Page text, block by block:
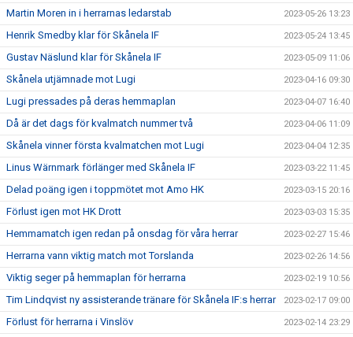
Martin Moren in i herrarnas ledarstab 2023-05-26 13:23
Henrik Smedby klar för Skånela IF 2023-05-24 13:45
Gustav Näslund klar för Skånela IF 2023-05-09 11:06
Skånela utjämnade mot Lugi 2023-04-16 09:30
Lugi pressades på deras hemmaplan 2023-04-07 16:40
Då är det dags för kvalmatch nummer två 2023-04-06 11:09
Skånela vinner första kvalmatchen mot Lugi 2023-04-04 12:35
Linus Wärnmark förlänger med Skånela IF 2023-03-22 11:45
Delad poäng igen i toppmötet mot Amo HK 2023-03-15 20:16
Förlust igen mot HK Drott 2023-03-03 15:35
Hemmamatch igen redan på onsdag för våra herrar 2023-02-27 15:46
Herrarna vann viktig match mot Torslanda 2023-02-26 14:56
Viktig seger på hemmaplan för herrarna 2023-02-19 10:56
Tim Lindqvist ny assisterande tränare för Skånela IF:s herrar 2023-02-17 09:00
Förlust för herrarna i Vinslöv 2023-02-14 23:29